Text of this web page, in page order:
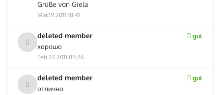
Grüße von Giela
Mar.19.2011 18:41
deleted member gut
хорошо
Feb.27.2011 05:26
deleted member gut
отлично